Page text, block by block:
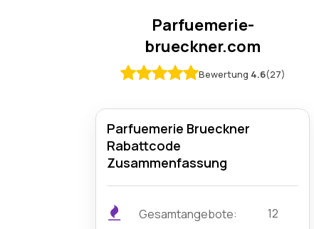
Parfuemerie-
brueckner.com
Bewertung 4.6(27)
Parfuemerie Brueckner
Rabattcode
Zusammenfassung
Gesamtangebote:
12